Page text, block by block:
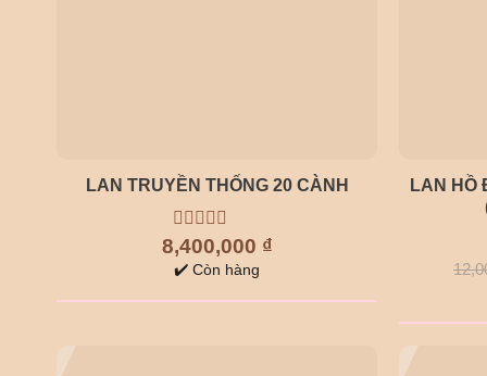
LAN TRUYỀN THỐNG 20 CÀNH
0
out
of
5
8,400,000 ₫
✔️ Còn hàng
LAN HỒ